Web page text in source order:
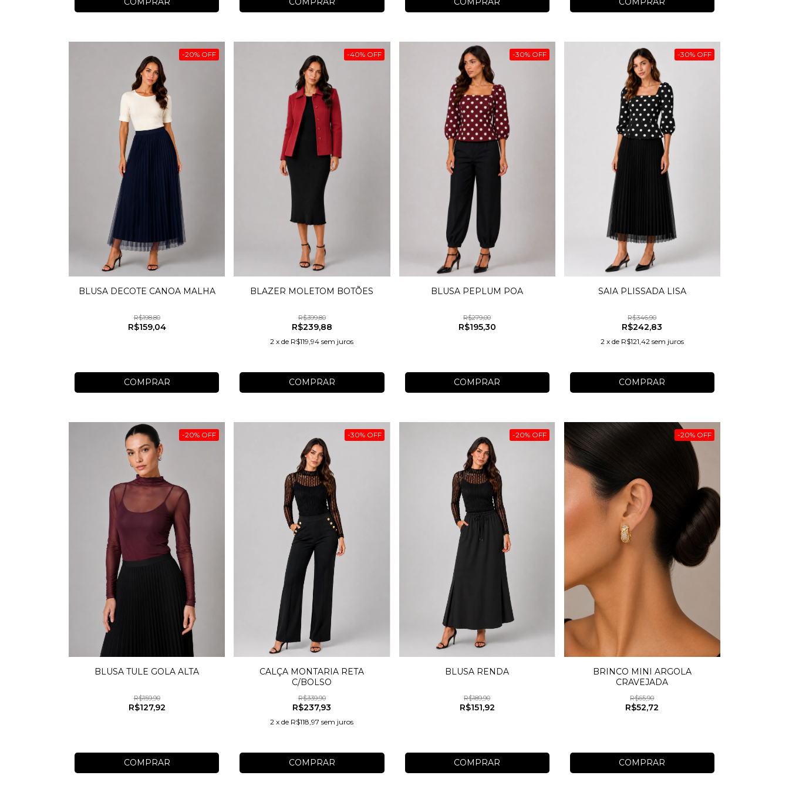
-20% OFF
BLUSA DECOTE CANOA MALHA
R$198,80
R$159,04
COMPRAR
-40% OFF
BLAZER MOLETOM BOTÕES
R$399,80
R$239,88
2 xde R$119,94 sem juros
COMPRAR
-30% OFF
BLUSA PEPLUM POA
R$279,00
R$195,30
COMPRAR
-30% OFF
SAIA PLISSADA LISA
R$346,90
R$242,83
2 x de R$121,42 sem juros
COMPRAR
-20% OFF
BLUSA TULE GOLA ALTA
R$159,90
R$127,92
COMPRAR
-30% OFF
CALÇA MONTARIA RETA
C/BOLSO
R$339,90
R$237,93
2 xde R$118,97 sem juros
COMPRAR
-20% OFF
BLUSA RENDA
R$189,90
R$151,92
COMPRAR
-20% OFF
BRINCO MINI ARGOLA
CRAVEJADA
R$65,90
R$52,72
COMPRAR